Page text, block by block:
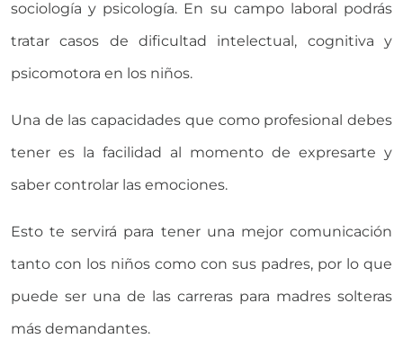
sociología y psicología. En su campo laboral podrás
tratar casos de dificultad intelectual, cognitiva y
psicomotora en los niños.
Una de las capacidades que como profesional debes
tener es la facilidad al momento de expresarte y
saber controlar las emociones.
Esto te servirá para tener una mejor comunicación
tanto con los niños como con sus padres, por lo que
puede ser una de las carreras para madres solteras
más demandantes.